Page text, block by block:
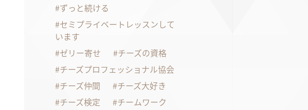
ずっと続ける
セミプライベートレッスンして
います
ゼリー寄せ
チーズの資格
チーズプロフェッショナル協会
チーズ仲間
チーズ大好き
チーズ検定
チームワーク